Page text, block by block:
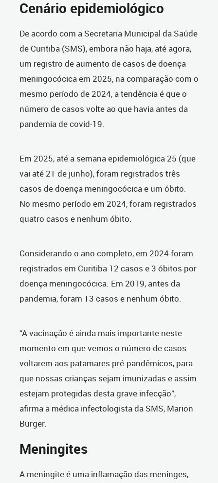
Cenário epidemiológico
De acordo com a Secretaria Municipal da Saúde
de Curitiba (SMS), embora não haja, até agora,
um registro de aumento decasos dedoença
meningocócica em 2025, na comparação com o
mesmo período de 2024, a tendência é que o
número de casos volte ao que havia antes da
pandemia de covid-19.
Em 2025, até a semana epidemiológica 25 (que
vai até 21 de junho), foram registrados três
casos de doença meningocócica e um óbito.
No mesmo período em 2024, foram registrados
quatro casos e nenhum óbito.
Considerando o ano completo, em 2024 foram
registrados em Curitiba 12 casos e 3 óbitos por
doença meningocócica. Em 2019, antes da
pandemia, foram 13 casos e nenhum óbito.
“A vacinação é ainda mais importante neste
momento em que vemos o número de casos
voltarem aos patamares pré-pandêmicos, para
que nossas crianças sejam imunizadas e assim
estejam protegidas desta grave infecção”,
afirma a médica infectologista da SMS, Marion
Burger.
Meningites
A meningite é uma inflamação das meninges,